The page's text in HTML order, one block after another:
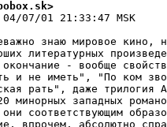
07/01 21:33:47 MSK
знаю мировое кино,
литературных
- вообще
и не иметь", "По ком
рать", даже тpилогия
минорных западных
соответствующим
впрочем, абсолютно